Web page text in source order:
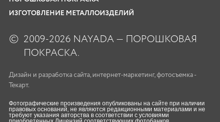
ИЗГОТОВЛЕНИЕ МЕТАЛЛОИЗДЕЛИЙ
© 2009-2026 NAYADA — ПОРОШКОВАЯ
ПОКРАСКА.
Дизайн и разработка сайта, интернет-маркетинг,фотосъемка -
Текарт.
Фотографические произведения опубликованы на сайте при наличии
правовых оснований, не являются редакционными материалами и не
требуют указания авторства в соответствии с условиями